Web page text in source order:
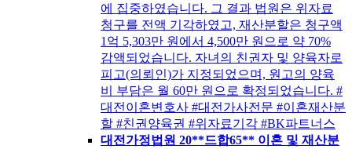
에 집중하였습니다. 그 결과 법원은 위자료
청구를 전액 기각하였고, 재산분할은 청구액
1억 5,303만 원에서 4,500만 원으로 약 70%
감액되었습니다. 자녀의 친권자 및 양육자로
피고(의뢰인)가 지정되었으며, 원고의 양육
비 부담은 월 60만 원으로 확정되었습니다. #
대전이혼변호사 #대전가사전문 #이혼재산분
할 #친권양육권 #위자료기각 #BK파트너스
대전가정법원 20**드합65** 이혼 및 재산분